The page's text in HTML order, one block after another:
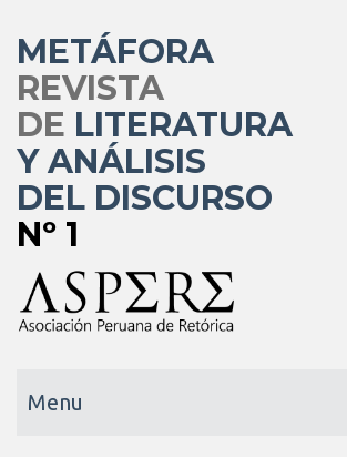
METÁFORA
REVISTA
DE LITERATURA
Y ANÁLISIS
DEL DISCURSO
Nº 1
Menu